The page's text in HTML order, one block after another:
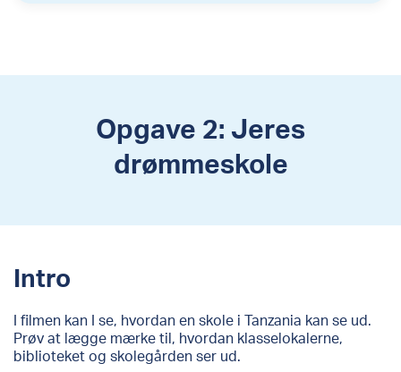
Opgave 2: Jeres
drømmeskole
Intro
I filmen kan I se, hvordan en skole i Tanzania kan se ud.
Prøv at lægge mærke til, hvordan klasselokalerne,
biblioteket og skolegården ser ud.